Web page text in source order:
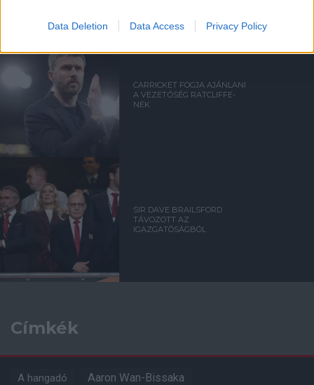
Data Deletion Data Access Privacy Policy
MANCHESTER UNITED
CARRICKET FOGJA AJÁNLANI
A VEZETŐSÉG RATCLIFFE-
NEK
SIR DAVE BRAILSFORD
TÁVOZOTT AZ
IGAZGATÓSÁGBÓL
Címkék
A hangadó Aaron Wan-Bissaka